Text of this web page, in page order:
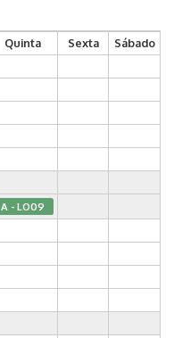
Quinta Sexta
Sábado
A - LO09